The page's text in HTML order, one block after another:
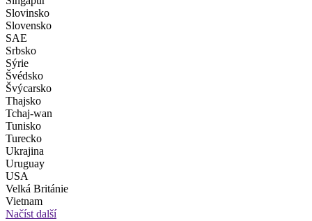
Slovinsko
Slovensko
SAE
Srbsko
Sýrie
Švédsko
Švýcarsko
Thajsko
Tchaj-wan
Tunisko
Turecko
Ukrajina
Uruguay
USA
Velká Británie
Vietnam
Načíst další